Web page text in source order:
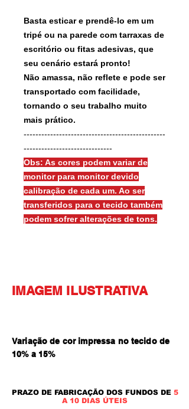
Basta esticar e prendê-lo em um
tripé ou na parede com tarraxas de
escritório ou fitas adesivas, que
seu cenário estará pronto!
Não amassa, não reflete e pode ser
transportado com facilidade,
tornando o seu trabalho muito
mais prático.
------------------------------------------------
------------------------------
Obs: As cores podem variar de
monitor para monitor devido
calibração de cada um. Ao ser
transferidos para o tecido também
podem sofrer alterações de tons.
IMAGEM ILUSTRATIVA
Variação de cor impressa no tecido de
10% a 15%
PRAZO DE FABRICAÇÃO DOS FUNDOS DE 5
A 10 DIAS ÚTEIS